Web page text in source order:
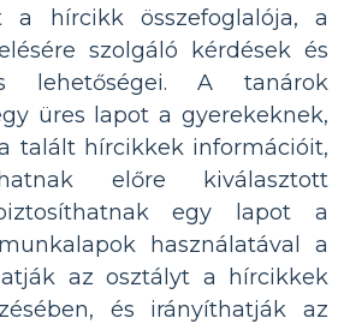
a hírcikk összefoglalója, a
szolgáló kérdések és
lehetőségei. A tanárok
üres lapot a gyerekeknek,
talált hírcikkek információit,
előre kiválasztott
egy lapot a
használatával a
az osztályt a hírcikkek
és irányíthatják az